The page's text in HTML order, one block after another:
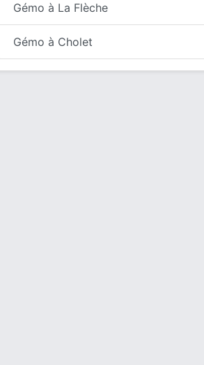
Gémo à La Flèche
Gémo à Cholet